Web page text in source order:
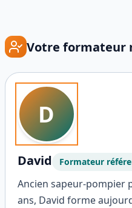
Votre formateur
D
David Formateur
Ancien sapeur-pompier
ans, David forme